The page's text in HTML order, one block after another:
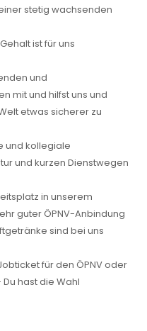
stetig wachsenden
ist für uns
und
mit und hilfst uns und
etwas sicherer zu
und kollegiale
und kurzen Dienstwegen
in unserem
guter ÖPNV-Anbindung
sind bei uns
für den ÖPNV oder
hast die Wahl